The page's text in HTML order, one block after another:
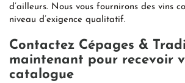
d’ailleurs. Nous vous fournirons des vins
niveau d’exigence qualitatif.
Contactez Cépages &
maintenant pour recevoir
catalogue